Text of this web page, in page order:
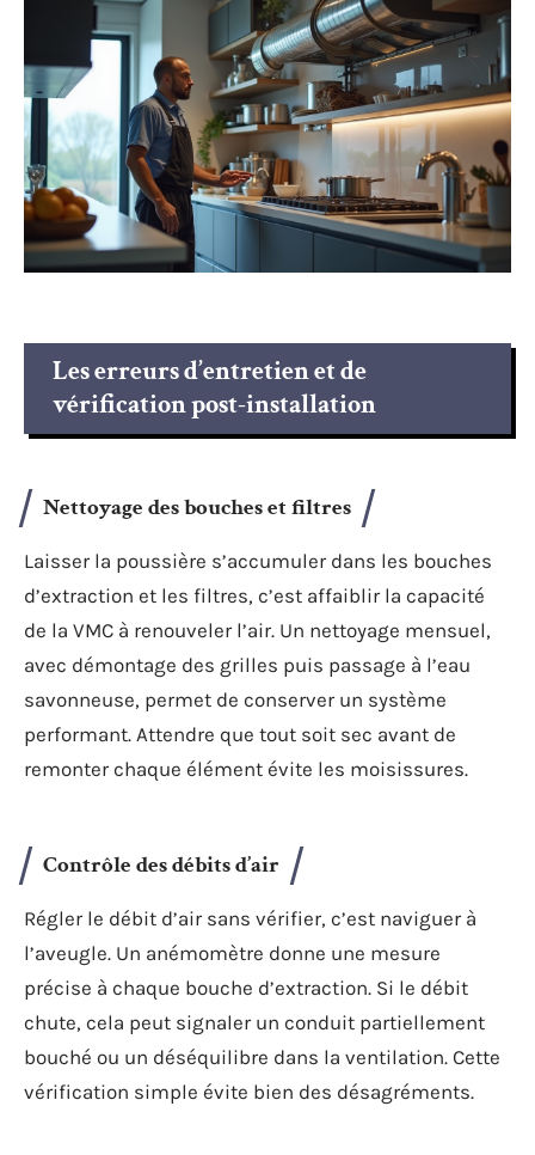
Les erreurs d’entretien et de
vérification post-installation
Nettoyage des bouches et filtres
Laisser la poussière s’accumuler dans les bouches
d’extraction et les filtres, c’est affaiblir la capacité
de la VMC à renouveler l’air. Un nettoyage mensuel,
avec démontage des grilles puis passage à l’eau
savonneuse, permet de conserver un système
performant. Attendre que tout soit sec avant de
remonter chaque élément évite les moisissures.
Contrôle des débits d’air
Régler le débit d’air sans vérifier, c’est naviguer à
l’aveugle. Un anémomètre donne une mesure
précise à chaque bouche d’extraction. Si le débit
chute, cela peut signaler un conduit partiellement
bouché ou un déséquilibre dans la ventilation. Cette
vérification simple évite bien des désagréments.